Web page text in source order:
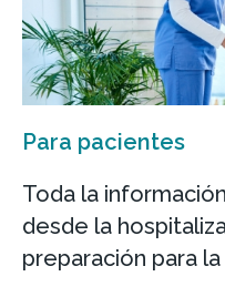
Para pacientes
Toda la
desde la
preparación para